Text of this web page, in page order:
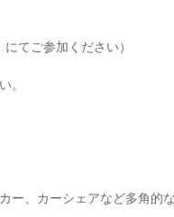
てご参加ください）
。
ー、カーシェアなど多角的